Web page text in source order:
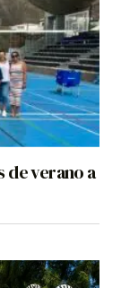
de verano a